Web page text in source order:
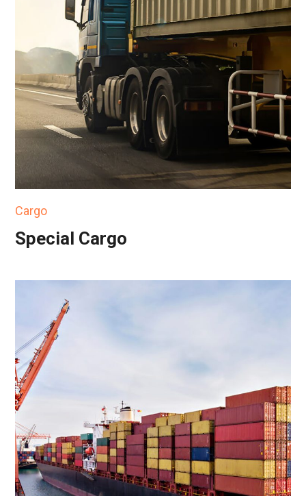
Cargo
Special Cargo